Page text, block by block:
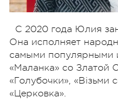
С 2020 года Юлия
Она исполняет
самыми популярными
«Маланка» со Златой
«Голубочки», «Візьми
«Церковка».